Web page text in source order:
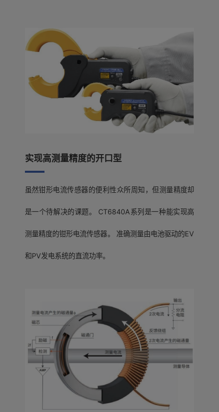
实现高测量精度的开口型
虽然钳形电流传感器的便利性众所周知，但测量精度却
是一个待解决的课题。 CT6840A系列是一种能实现高
测量精度的钳形电流传感器。 准确测量由电池驱动的EV
和PV发电系统的直流功率。